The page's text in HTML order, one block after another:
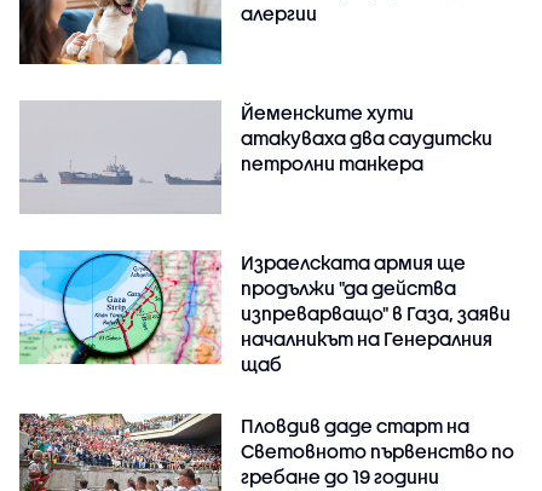
алергии
Йеменските хути
атакуваха два саудитски
петролни танкера
Израелската армия ще
продължи "да действа
изпреварващо" в Газа, заяви
началникът на Генералния
щаб
Пловдив даде старт на
Световното първенство по
гребане до 19 години